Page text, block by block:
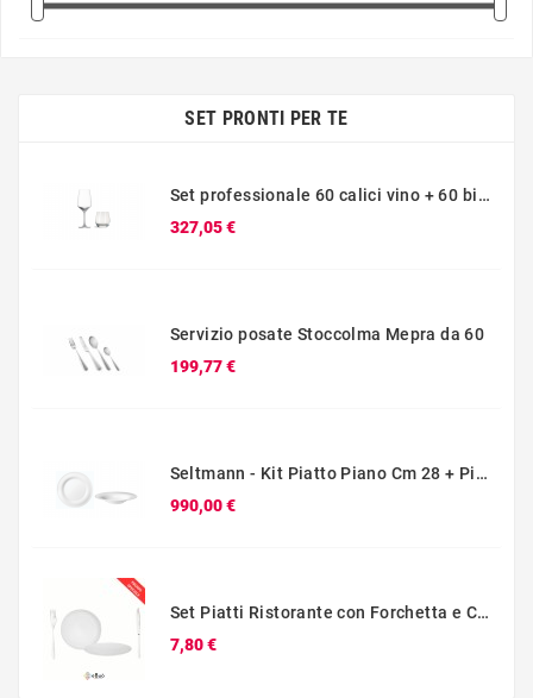
SET PRONTI PER TE
Set professionale 60 calici vino + 60 bicchieri acqua Schott Zwiesel
327,05 €Prezzo
Servizio posate Stoccolma Mepra da 60
199,77 €Prezzo
Seltmann - Kit Piatto Piano Cm 28 + Piatto Fondo Cm 27 Blues
990,00 €Prezzo
Set Piatti Ristorante con Forchetta e Coltello – Kit Promo Posto Tavola
7,80 €Prezzo